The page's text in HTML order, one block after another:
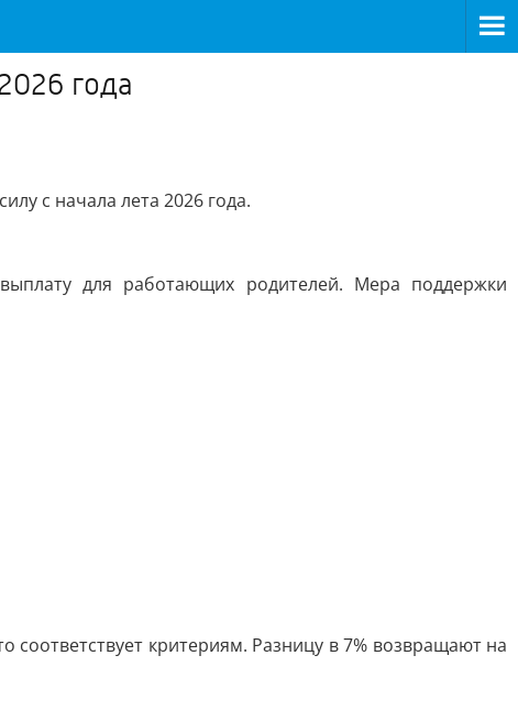
года
с начала лета 2026 года.
для работающих родителей. Мера поддержки
соответствует критериям. Разницу в 7% возвращают на